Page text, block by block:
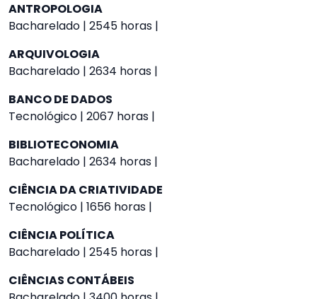
ANTROPOLOGIA
Bacharelado | 2545 horas |
ARQUIVOLOGIA
Bacharelado | 2634 horas |
BANCO DE DADOS
Tecnológico | 2067 horas |
BIBLIOTECONOMIA
Bacharelado | 2634 horas |
CIÊNCIA DA CRIATIVIDADE
Tecnológico | 1656 horas |
CIÊNCIA POLÍTICA
Bacharelado | 2545 horas |
CIÊNCIAS CONTÁBEIS